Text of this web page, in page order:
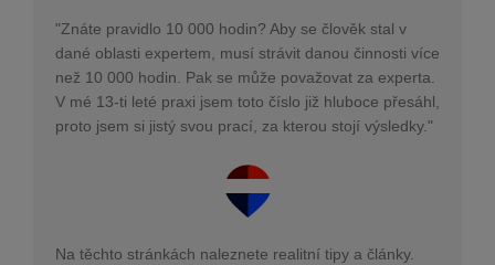
"Znáte pravidlo 10 000 hodin? Aby se člověk stal v
dané oblasti expertem, musí strávit danou činnosti více
než 10 000 hodin. Pak se může považovat za experta.
V mé 13-ti leté praxi jsem toto číslo již hluboce přesáhl,
proto jsem si jistý svou prací, za kterou stojí výsledky."
Na těchto stránkách naleznete realitní tipy a články.